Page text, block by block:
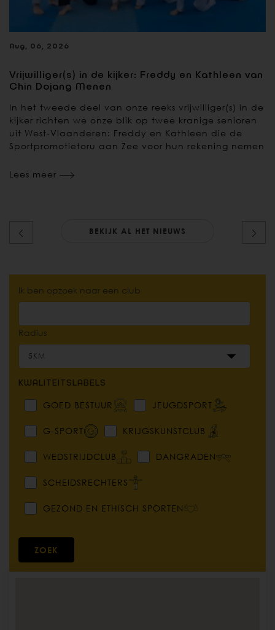
Aug, 06, 2026
Vrijwilliger(s) in de kijker: Freddy en Kathleen van
Chin Dojang Menen
In het tweede deel van onze reeks vrijwilliger(s) in de
kijker richten we onze blik op twee kranige senioren
uit West-Vlaanderen: Freddy en Kathleen die de
Sportpromotietoru aan Zee voor hun rekening nemen
Lees meer
BEKIJK AL HET NIEUWS
Ik ben opzoek naar een club
Radius
KWALITEITSLABELS
GOED BESTUUR JEUGDSPORT
G-SPORT G
G KRIJGSKUNSTCLUB
WEDSTRIJDCLUB DANGRADEN
SCHEIDSRECHTERS
GEZOND EN ETHISCH SPORTEN